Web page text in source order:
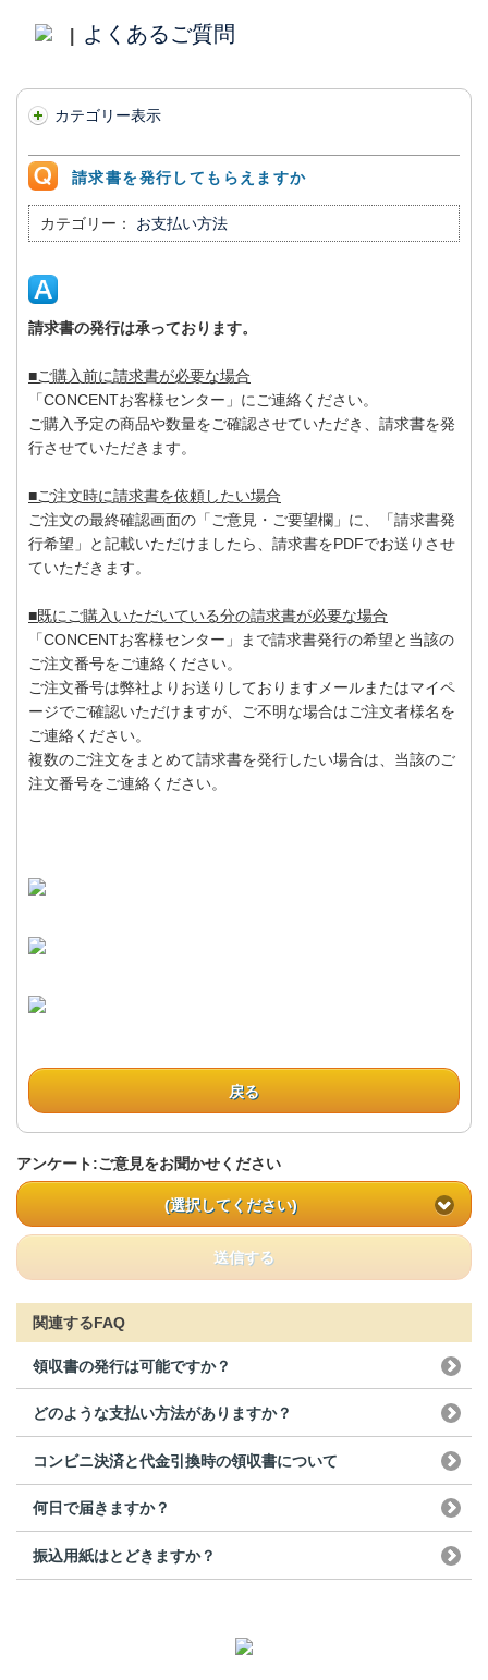
よくあるご質問
カテゴリー表示
請求書を発行してもらえますか
カテゴリー： お支払い方法
請求書の発行は承っております。
■ご購入前に請求書が必要な場合
「CONCENTお客様センター」にご連絡ください。
ご購入予定の商品や数量をご確認させていただき、請求書を発
行させていただきます。
■ご注文時に請求書を依頼したい場合
ご注文の最終確認画面の「ご意見・ご要望欄」に、「請求書発
行希望」と記載いただけましたら、請求書をPDFでお送りさせ
ていただきます。
■既にご購入いただいている分の請求書が必要な場合
「CONCENTお客様センター」まで請求書発行の希望と当該の
ご注文番号をご連絡ください。
ご注文番号は弊社よりお送りしておりますメールまたはマイペ
ージでご確認いただけますが、ご不明な場合はご注文者様名を
ご連絡ください。
複数のご注文をまとめて請求書を発行したい場合は、当該のご
注文番号をご連絡ください。
戻る
アンケート:ご意見をお聞かせください
(選択してください)
送信する
関連するFAQ
領収書の発行は可能ですか？
どのような支払い方法がありますか？
コンビニ決済と代金引換時の領収書について
何日で届きますか？
振込用紙はとどきますか？